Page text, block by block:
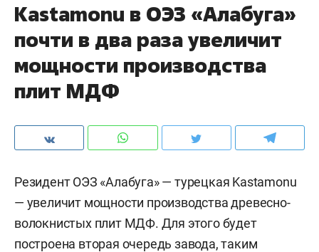
Kastamonu в ОЭЗ «Алабуга»
почти в два раза увеличит
мощности производства
плит МДФ
Резидент ОЭЗ «Алабуга» — турецкая Kastamonu
— увеличит мощности производства древесно-
волокнистых плит МДФ. Для этого будет
построена вторая очередь завода, таким